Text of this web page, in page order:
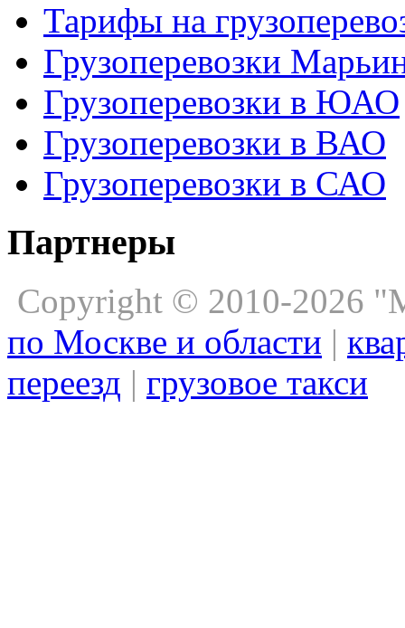
Тарифы на
Грузоперевозки
Грузоперевозки в ЮАО
Грузоперевозки в ВАО
Грузоперевозки в САО
Партнеры
Copyright © 2010-2026
по Москве и области |
переезд | грузовое такси